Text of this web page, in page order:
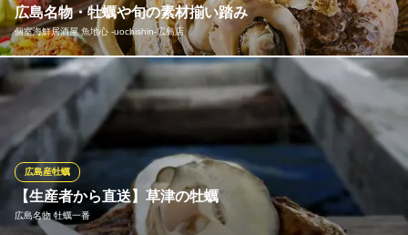
牡蠣ひよっこ商店 胡町店
居酒屋
広電本線胡町駅 徒歩2分
広島県広島市中区堀川町1-29
広島名物・牡蠣や旬の素材揃い踏み
個室海鮮居酒屋 魚地心 ‐uochishin‐広島店
広島名物の牡蠣！今の時期の牡蠣は身がたっぷりで栄養満点なミ
ルキーな味がたまらない♪魚地心では、牡蠣フェアを同時開催中♪
蒸し、焼き、揚げとそれぞれの調理法によって牡蠣の風味や旨み
の変化をお楽しみください。
個室海鮮居酒屋 魚地心 ‐uochishin‐広島店
広島 個室 居酒屋
広電白島線八丁堀駅 徒歩3分
【生産者から直送】草津の牡蠣
広島名物 牡蠣一番
広島産牡蠣